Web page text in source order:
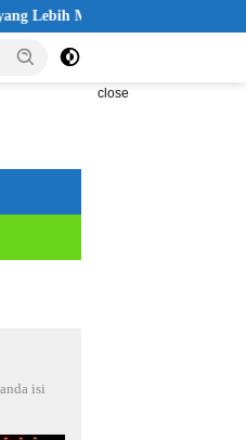
close
isi